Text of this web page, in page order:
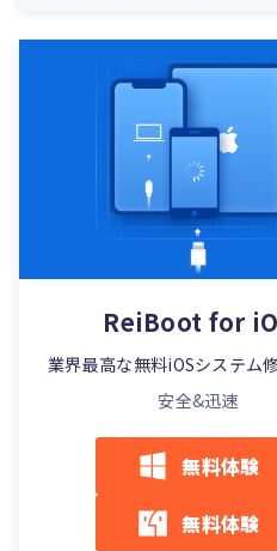
ReiBoot for
業界最高な無料iOSシステム
安全&迅速
無料体験
無料体験